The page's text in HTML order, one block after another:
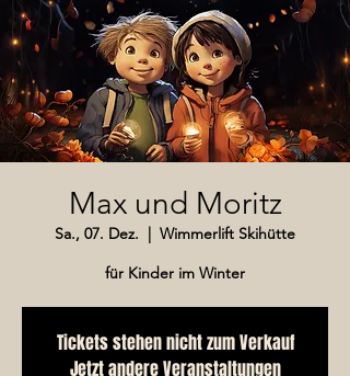
Max und Moritz
Sa., 07. Dez.
  |
Wimmerlift Skihütte
für Kinder im Winter
Tickets stehen nicht zum Verkauf
Jetzt andere Veranstaltungen